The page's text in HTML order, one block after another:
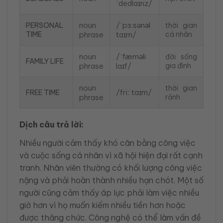
ˈdedlaɪnz/
PERSONAL
TIME
noun
phrase
/ˈpɜːsənəl
taɪm/
thời gian
cá nhân
FAMILY LIFE
noun
phrase
/ˈfæməli
laɪf/
đời sống
gia đình
FREE TIME
noun
phrase
/friː taɪm/
thời gian
rảnh
Dịch câu trả lời:
Nhiều người cảm thấy khó cân bằng công việc
và cuộc sống cá nhân vì xã hội hiện đại rất cạnh
tranh. Nhân viên thường có khối lượng công việc
nặng và phải hoàn thành nhiều hạn chót. Một số
người cũng cảm thấy áp lực phải làm việc nhiều
giờ hơn vì họ muốn kiếm nhiều tiền hơn hoặc
được thăng chức. Công nghệ có thể làm vấn đề